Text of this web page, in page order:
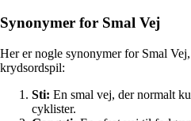
Synonymer for Smal Vej
Her er nogle synonymer for Smal
krydsordspil:
Sti: En smal vej, der normalt
cyklister.